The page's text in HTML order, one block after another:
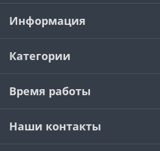
Информация
Категории
Время работы
Наши контакты